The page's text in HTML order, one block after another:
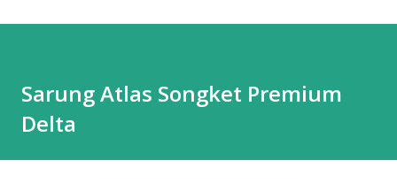
Sarung Atlas Songket Premium
Delta